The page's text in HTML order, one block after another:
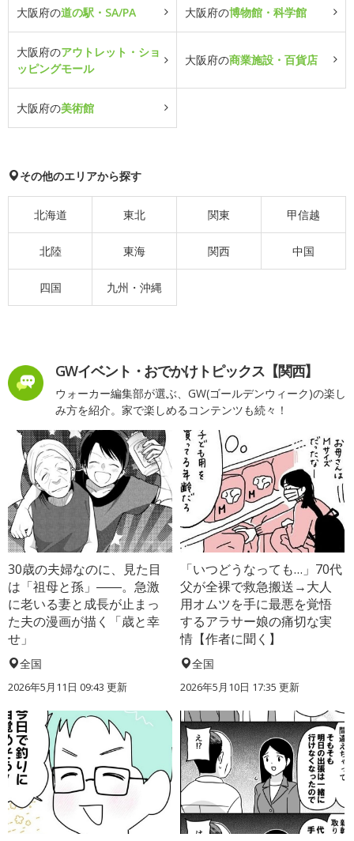
大阪府の道の駅・SA/PA 大阪府の博物館・科学館
大阪府のアウトレット・ショ
ッピングモール
大阪府の商業施設・百貨店
大阪府の美術館
その他のエリアから探す
北海道 東北 関東 甲信越
北陸 東海 関西 中国
四国 九州・沖縄
GWイベント・おでかけトピックス【関西】
ウォーカー編集部が選ぶ、GW(ゴールデンウィーク)の楽し
み方を紹介。家で楽しめるコンテンツも続々！
30歳の夫婦なのに、見た目
は「祖母と孫」――。急激
に老いる妻と成長が止まっ
た夫の漫画が描く「歳と幸
せ」
全国
2026年5月11日 09:43 更新
「いつどうなっても…」70代
父が全裸で救急搬送→大人
用オムツを手に最悪を覚悟
するアラサー娘の痛切な実
情【作者に聞く】
全国
2026年5月10日 17:35 更新